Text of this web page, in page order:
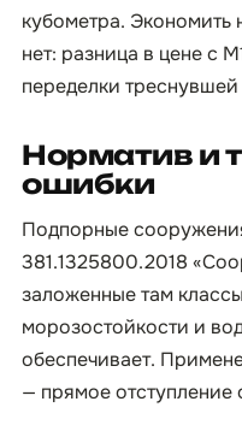
кубометра.
нет: разница в цене с
переделки треснувшей
Норматив и
ошибки
Подпорные
381.1325800.2018
заложенные там
морозостойкости и
обеспечивает.
— прямое отступление